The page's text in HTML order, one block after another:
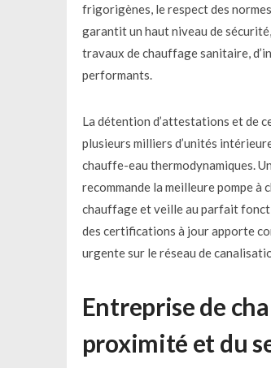
frigorigènes, le respect des
garantit un haut niveau de
travaux de chauffage sanitaire,
performants.
La détention d’attestations et de
plusieurs milliers d’unités
chauffe-eau thermodynamiques.
recommande la meilleure pompe
chauffage et veille au parfait
des certifications à jour apporte
urgente sur le réseau de
Entreprise de
proximité et du